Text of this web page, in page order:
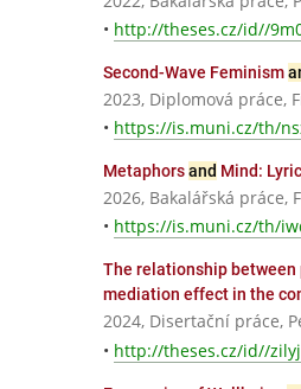
• http://theses.cz/id//
Second-Wave Feminism
2023, Diplomová práce,
• https://is.muni.cz/th/
Metaphorsand Mind:
2026, Bakalářská práce,
• https://is.muni.cz/th/
The relationship
mediation effect in the
2024, Disertační práce,
• http://theses.cz/id//